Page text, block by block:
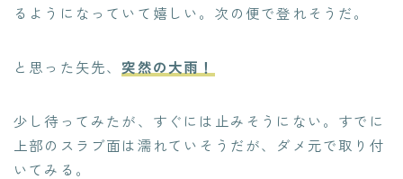
るようになっていて嬉しい。次の便で登れそうだ。
と思った矢先、 突然の大雨！
少し待ってみたが、すぐには止みそうにない。すでに
上部のスラブ面は濡れていそうだが、ダメ元で取り付
いてみる。